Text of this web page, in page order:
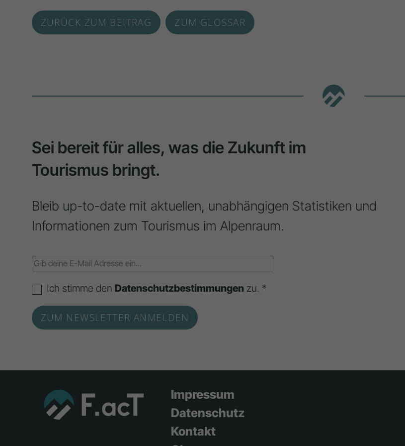
ZURÜCK ZUM BEITRAG ZUM GLOSSAR
Sei bereit für alles, was die Zukunft im
Tourismus bringt.
Bleib up-to-date mit aktuellen, unabhängigen Statistiken und
Informationen zum Tourismus im Alpenraum.
Ich stimme den Datenschutzbestimmungen zu. *
Impressum
Datenschutz
Kontakt